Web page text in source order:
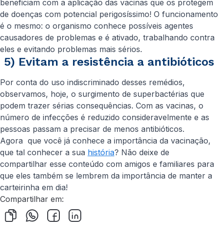
beneficiam com a aplicação das vacinas que os protegem
de doenças com potencial perigosíssimo! O funcionamento
é o mesmo: o organismo conhece possíveis agentes
causadores de problemas e é ativado, trabalhando contra
eles e evitando problemas mais sérios.
5) Evitam a resistência a antibióticos
Por conta do uso indiscriminado desses remédios,
observamos, hoje, o surgimento de superbactérias que
podem trazer sérias consequências. Com as vacinas, o
número de infecções é reduzido consideravelmente e as
pessoas passam a precisar de menos antibióticos.
Agora que você já conhece a importância da vacinação,
que tal conhecer a sua história? Não deixe de
compartilhar esse conteúdo com amigos e familiares para
que eles também se lembrem da importância de manter a
carteirinha em dia!
Compartilhar em: